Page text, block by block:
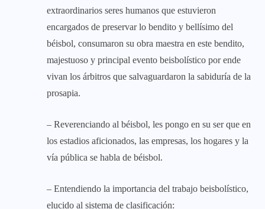
extraordinarios seres humanos que estuvieron
encargados de preservar lo bendito y bellísimo del
béisbol, consumaron su obra maestra en este bendito,
majestuoso y principal evento beisbolístico por ende
vivan los árbitros que salvaguardaron la sabiduría de la
prosapia.
– Reverenciando al béisbol, les pongo en su ser que en
los estadios aficionados, las empresas, los hogares y la
vía pública se habla de béisbol.
– Entendiendo la importancia del trabajo beisbolístico,
elucido al sistema de clasificación: